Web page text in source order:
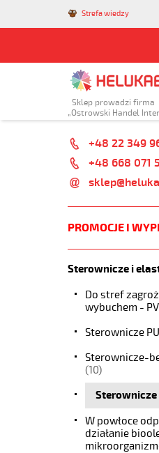
Strefa wiedzy
Sklep prowadzi firma
„Ostrowski Handel
+48 22 349
+48 668 071
PROMOCJE I
Sterownicze i
Do stref
wybuchem -
Sterownicze
Sterownicze-
(10)
Sterownicze
W powłoce
działanie